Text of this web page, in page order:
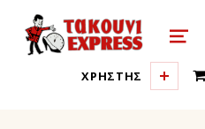
τακούνι
ΧΡΗΣΤΗΣ